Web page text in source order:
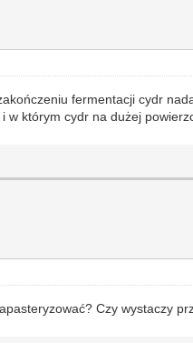
fermentacji cydr
którym cydr na dużej
Czy wystaczy